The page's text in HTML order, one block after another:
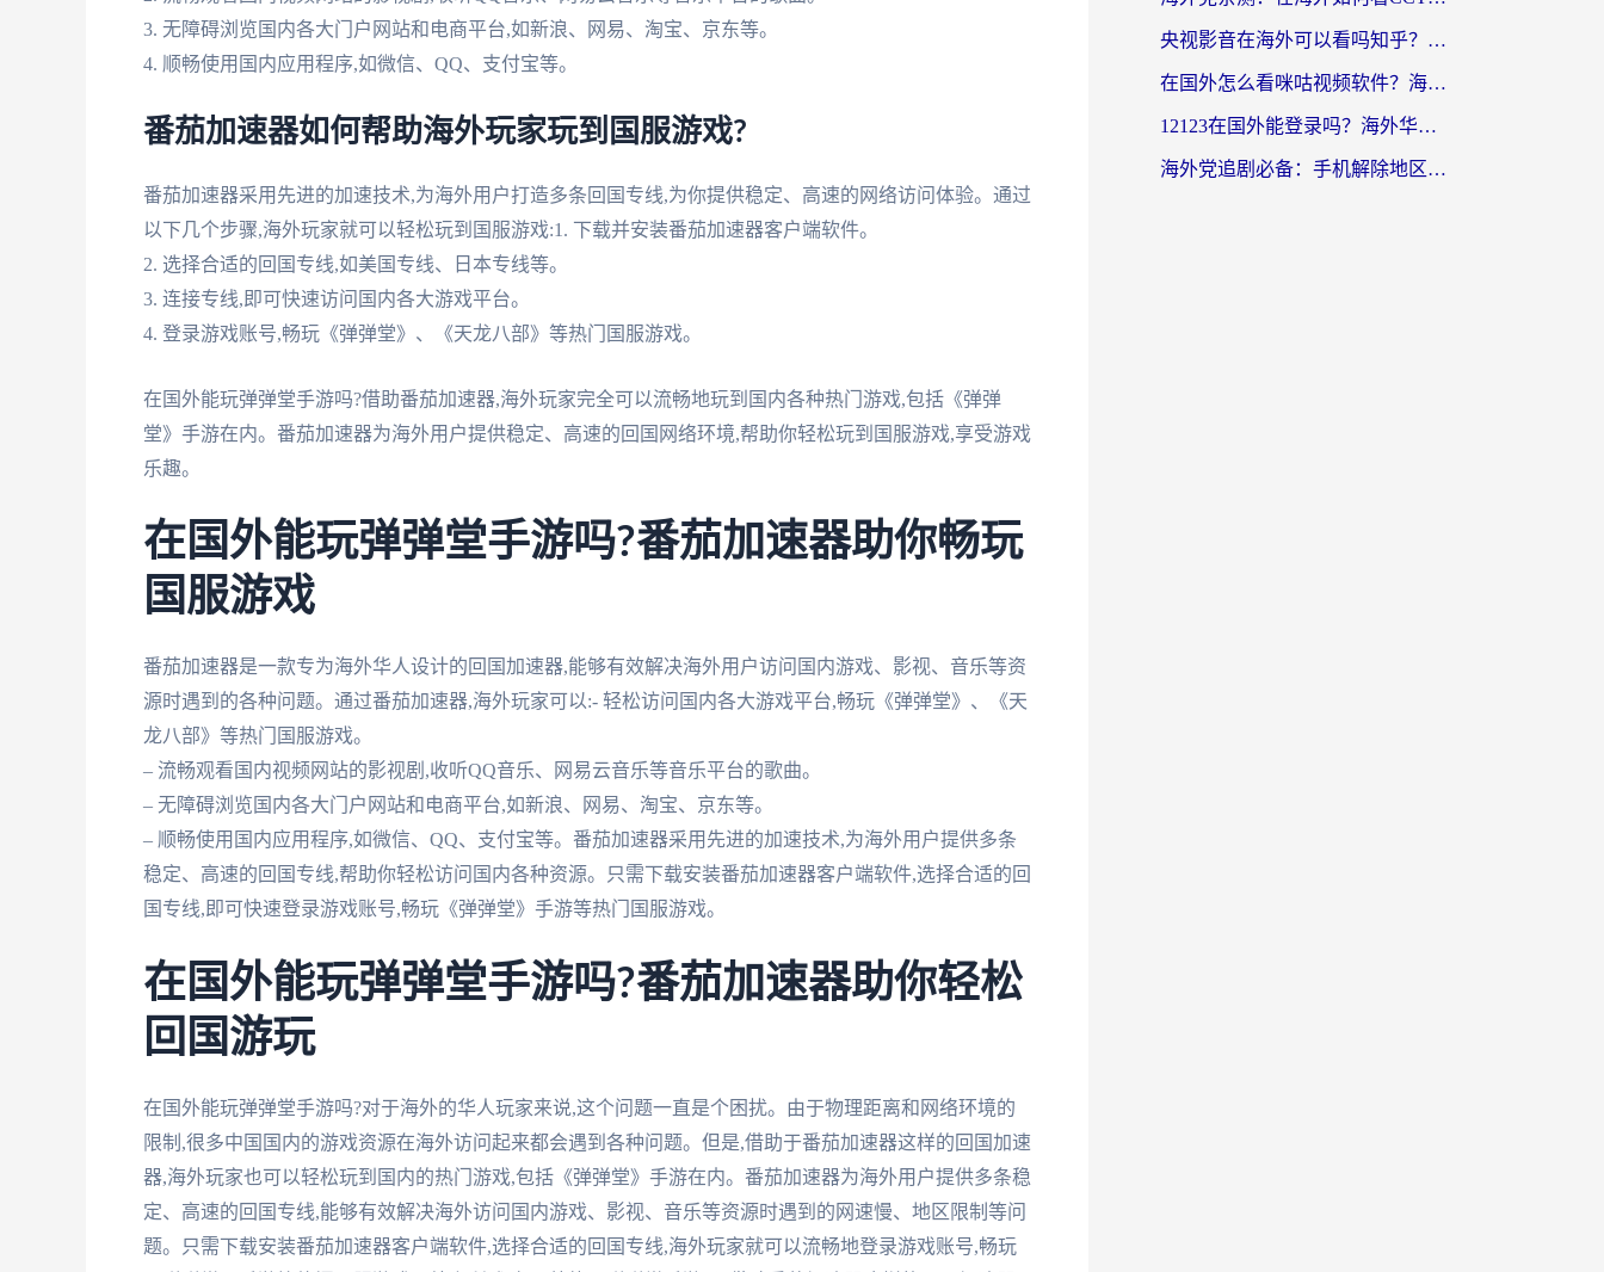
3. 无障碍浏览国内各大门户网站和电商平台,如新浪、网易、淘宝、京东等。
4. 顺畅使用国内应用程序,如微信、QQ、支付宝等。
番茄加速器如何帮助海外玩家玩到国服游戏?
番茄加速器采用先进的加速技术,为海外用户打造多条回国专线,为你提供稳定、高速的网络访问体验。通过
以下几个步骤,海外玩家就可以轻松玩到国服游戏:1. 下载并安装番茄加速器客户端软件。
2. 选择合适的回国专线,如美国专线、日本专线等。
3. 连接专线,即可快速访问国内各大游戏平台。
4. 登录游戏账号,畅玩《弹弹堂》、《天龙八部》等热门国服游戏。
在国外能玩弹弹堂手游吗?借助番茄加速器,海外玩家完全可以流畅地玩到国内各种热门游戏,包括《弹弹
堂》手游在内。番茄加速器为海外用户提供稳定、高速的回国网络环境,帮助你轻松玩到国服游戏,享受游戏
乐趣。
在国外能玩弹弹堂手游吗?番茄加速器助你畅玩
国服游戏
番茄加速器是一款专为海外华人设计的回国加速器,能够有效解决海外用户访问国内游戏、影视、音乐等资
源时遇到的各种问题。通过番茄加速器,海外玩家可以:- 轻松访问国内各大游戏平台,畅玩《弹弹堂》、《天
龙八部》等热门国服游戏。
– 流畅观看国内视频网站的影视剧,收听QQ音乐、网易云音乐等音乐平台的歌曲。
– 无障碍浏览国内各大门户网站和电商平台,如新浪、网易、淘宝、京东等。
– 顺畅使用国内应用程序,如微信、QQ、支付宝等。番茄加速器采用先进的加速技术,为海外用户提供多条
稳定、高速的回国专线,帮助你轻松访问国内各种资源。只需下载安装番茄加速器客户端软件,选择合适的回
国专线,即可快速登录游戏账号,畅玩《弹弹堂》手游等热门国服游戏。
在国外能玩弹弹堂手游吗?番茄加速器助你轻松
回国游玩
在国外能玩弹弹堂手游吗?对于海外的华人玩家来说,这个问题一直是个困扰。由于物理距离和网络环境的
限制,很多中国国内的游戏资源在海外访问起来都会遇到各种问题。但是,借助于番茄加速器这样的回国加速
器,海外玩家也可以轻松玩到国内的热门游戏,包括《弹弹堂》手游在内。番茄加速器为海外用户提供多条稳
定、高速的回国专线,能够有效解决海外访问国内游戏、影视、音乐等资源时遇到的网速慢、地区限制等问
题。只需下载安装番茄加速器客户端软件,选择合适的回国专线,海外玩家就可以流畅地登录游戏账号,畅玩
央视影音在海外可以看吗知乎？留学生亲测：3步解决地域限制+追剧自由
在国外怎么看咪咕视频软件？海外党亲测有效的回国加速方案
12123在国外能登录吗？海外华人必看的回国加速实用指南
海外党追剧必备：手机解除地区限制app怎么选？解决央视视频&国内剧地区限制全指南